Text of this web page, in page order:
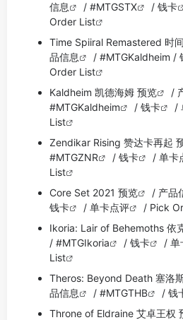
信息
/ #MTGSTX / 钱卡
Order List
Time Spiiral Remastered 时
品信息
/ #MTGKaldheim /
Order List
Kaldheim 凯德海姆 预览
/
#MTGKaldheim
/ 钱卡 /
List
Zendikar Rising 赞达卡再起
#MTGZNR
/ 钱卡 / 单卡
List
Core Set 2021 预览
/ 产品
钱卡
/ 单卡点评 / Pick
Ikoria: Lair of Behemoths 依
/ #MTGIkoria / 钱卡 / 单
List
Theros: Beyond Death 塞洛
品信息
/ #MTGTHB / 钱
Throne of Eldraine 艾卓王权